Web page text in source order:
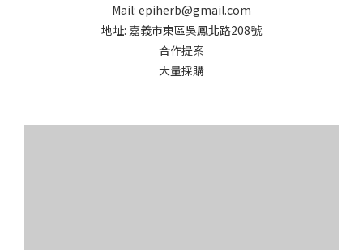
Mail: epiherb@gmail.com
地址: 嘉義市東區吳鳳北路208號
合作提案
大量採購